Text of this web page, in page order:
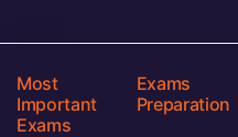
Most
Important
Exams
Exams
Preparation